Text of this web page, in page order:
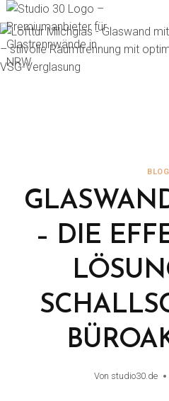
BLOG
– DIE
Von studio30.de